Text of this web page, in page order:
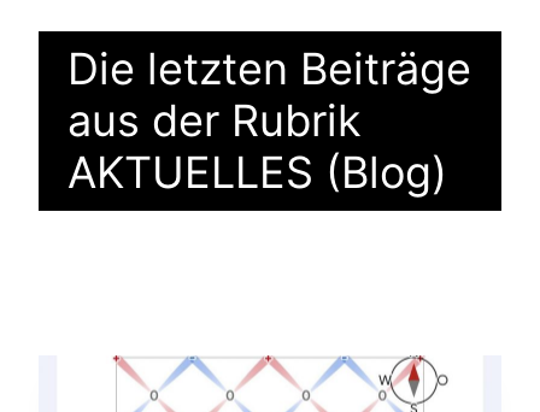
Die letzten Beiträge
aus der Rubrik
AKTUELLES (Blog)